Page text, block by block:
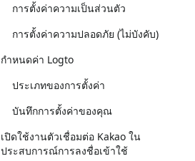
การตั้งค่าความเป็นส่วนตัว
การตั้งค่าความปลอดภัย (ไม่บังคับ)
กำหนดค่า Logto
ประเภทของการตั้งค่า
บันทึกการตั้งค่าของคุณ
เปิดใช้งานตัวเชื่อมต่อ Kakao ใน
ประสบการณ์การลงชื่อเข้าใช้